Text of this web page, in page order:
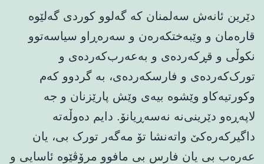
دێرین ئانه‌ش سه‌لمنان که‌ گه‌لوو کوردی گه‌لێوه‌
قاره‌مان و وێبه‌ختکه‌ره‌ن و سه‌ره‌ڕاو سیاسه‌توو
نکوڵی و قڕکه‌رده‌ی و به‌عه‌رب‌که‌رده‌ی و
تورک‌که‌رده‌ی و فارسکه‌رده‌ی، به‌ گردوو که‌م
وکورتیه‌کاو وێشوه بیه‌ی وێش پارێزنان و جه‌
لاپه‌ڕه‌و دێرینی‌نه‌ نه‌سه‌ڕیانۆ. دایم ده‌وڵه‌ته‌
داگیر‌که‌ره‌کێ واته‌نشا تۆ مه‌گه‌ر تورک بی، یان
عه‌ره‌ب بی یان فارس بی مافوو مرۆڤێوه‌ ئاسایی و